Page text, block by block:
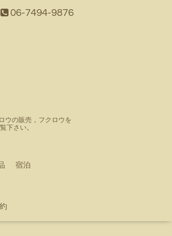
06-7494-9876
ウの販売，フクロウを
下さい。
宿泊